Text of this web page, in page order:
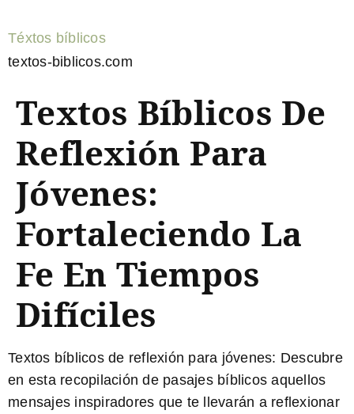
Téxtos bíblicos
textos-biblicos.com
Textos Bíblicos De
Reflexión Para
Jóvenes:
Fortaleciendo La
Fe En Tiempos
Difíciles
Textos bíblicos de reflexión para jóvenes: Descubre
en esta recopilación de pasajes bíblicos aquellos
mensajes inspiradores que te llevarán a reflexionar